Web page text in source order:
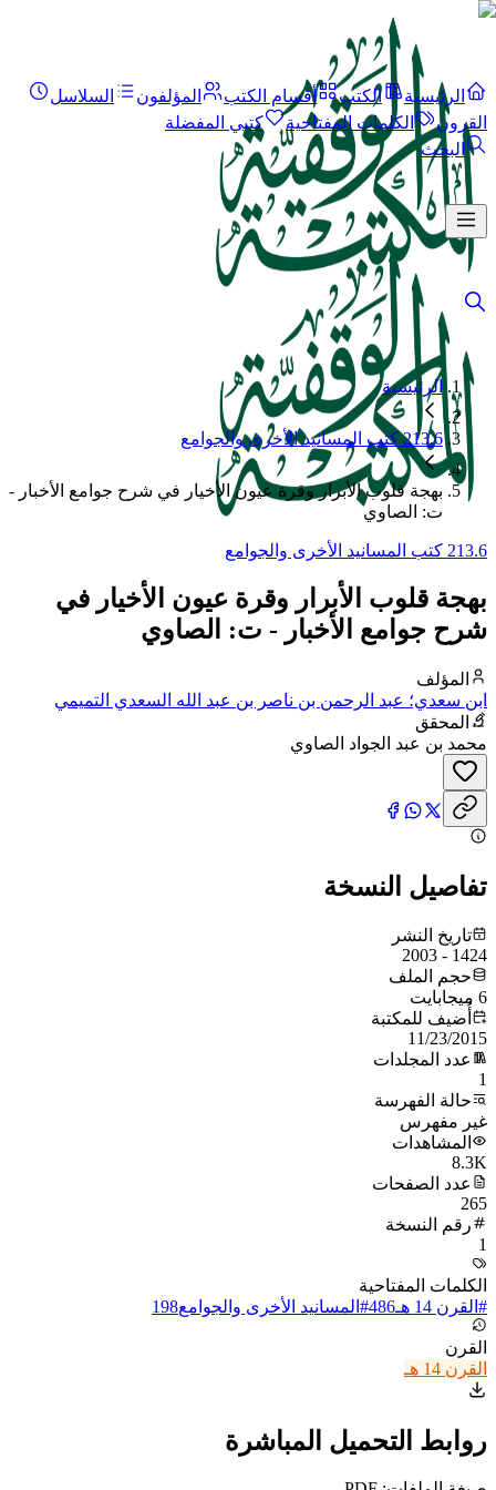
الرئيسية الكتب أقسام الكتب المؤلفون
السلاسل
القرون
الكلمات المفتاحية
كتبي المفضلة
البحث
الرئيسية
213.6 كتب المسانيد الأخرى والجوامع
بهجة قلوب الأبرار وقرة عيون الأخيار في شرح جوامع الأخبار -
ت: الصاوي
213.6 كتب المسانيد الأخرى والجوامع
بهجة قلوب الأبرار وقرة عيون الأخيار في
شرح جوامع الأخبار - ت: الصاوي
المؤلف
ابن سعدي؛ عبد الرحمن بن ناصر بن عبد الله السعدي التميمي
المحقق
محمد بن عبد الجواد الصاوي
تفاصيل النسخة
تاريخ النشر
1424 - 2003
حجم الملف
6 ميجابايت
أُضيف للمكتبة
11/23/2015
عدد المجلدات
1
حالة الفهرسة
غير مفهرس
المشاهدات
8.3K
عدد الصفحات
265
رقم النسخة
1
الكلمات المفتاحية
# القرن 14 هـ 486
# المسانيد الأخرى والجوامع198
القرن
القرن 14 هـ
روابط التحميل المباشرة